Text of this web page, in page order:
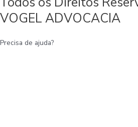
VOGEL ADVOCACIA
Precisa de ajuda?